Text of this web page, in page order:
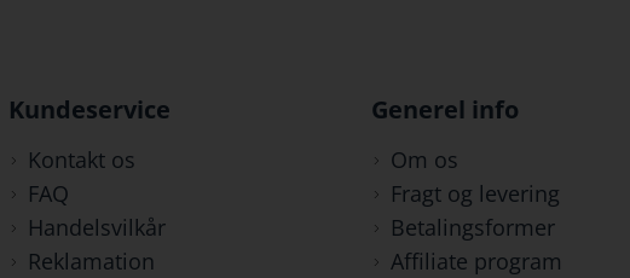
Kundeservice
Kontakt os
FAQ
Handelsvilkår
Reklamation
Generel info
Om os
Fragt og levering
Betalingsformer
Affiliate program